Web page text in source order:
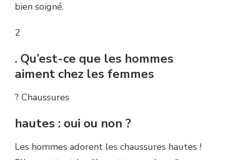
bien soigné.
2
. Qu’est-ce que les hommes
aiment chez les femmes
? Chaussures
hautes : oui ou non ?
Les hommes adorent les chaussures hautes !